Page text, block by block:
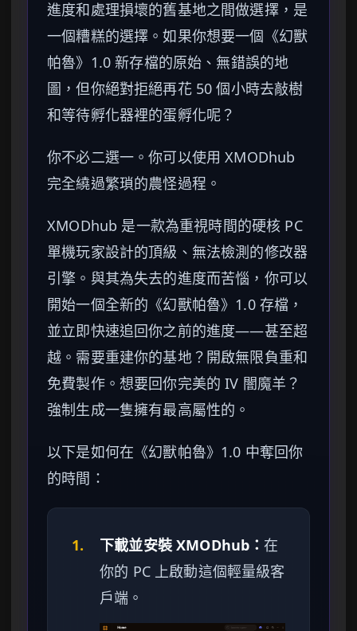
進度和處理損壞的舊基地之間做選擇，是
一個糟糕的選擇。如果你想要一個《幻獸
帕魯》1.0 新存檔的原始、無錯誤的地
圖，但你絕對拒絕再花 50 個小時去敲樹
和等待孵化器裡的蛋孵化呢？
你不必二選一。你可以使用 XMODhub
完全繞過繁瑣的農怪過程。
XMODhub 是一款為重視時間的硬核 PC
單機玩家設計的頂級、無法檢測的修改器
引擎。與其為失去的進度而苦惱，你可以
開始一個全新的《幻獸帕魯》1.0 存檔，
並立即快速追回你之前的進度——甚至超
越。需要重建你的基地？開啟無限負重和
免費製作。想要回你完美的 IV 闇魔羊？
強制生成一隻擁有最高屬性的。
以下是如何在《幻獸帕魯》1.0 中奪回你
的時間：
1. 下載並安裝 XMODhub：在
你的 PC 上啟動這個輕量級客
戶端。